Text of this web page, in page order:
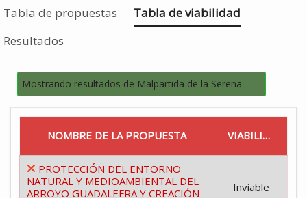
Tabla de propuestas Estás en
Tabla de viabilidad
Resultados
Mostrando resultados de Malpartida de la Serena
NOMBRE DE LA PROPUESTA VIABILIDAD
PROTECCIÓN DEL ENTORNO
NATURAL Y MEDIOAMBIENTAL DEL
ARROYO GUADALEFRA Y CREACIÓN
Inviable